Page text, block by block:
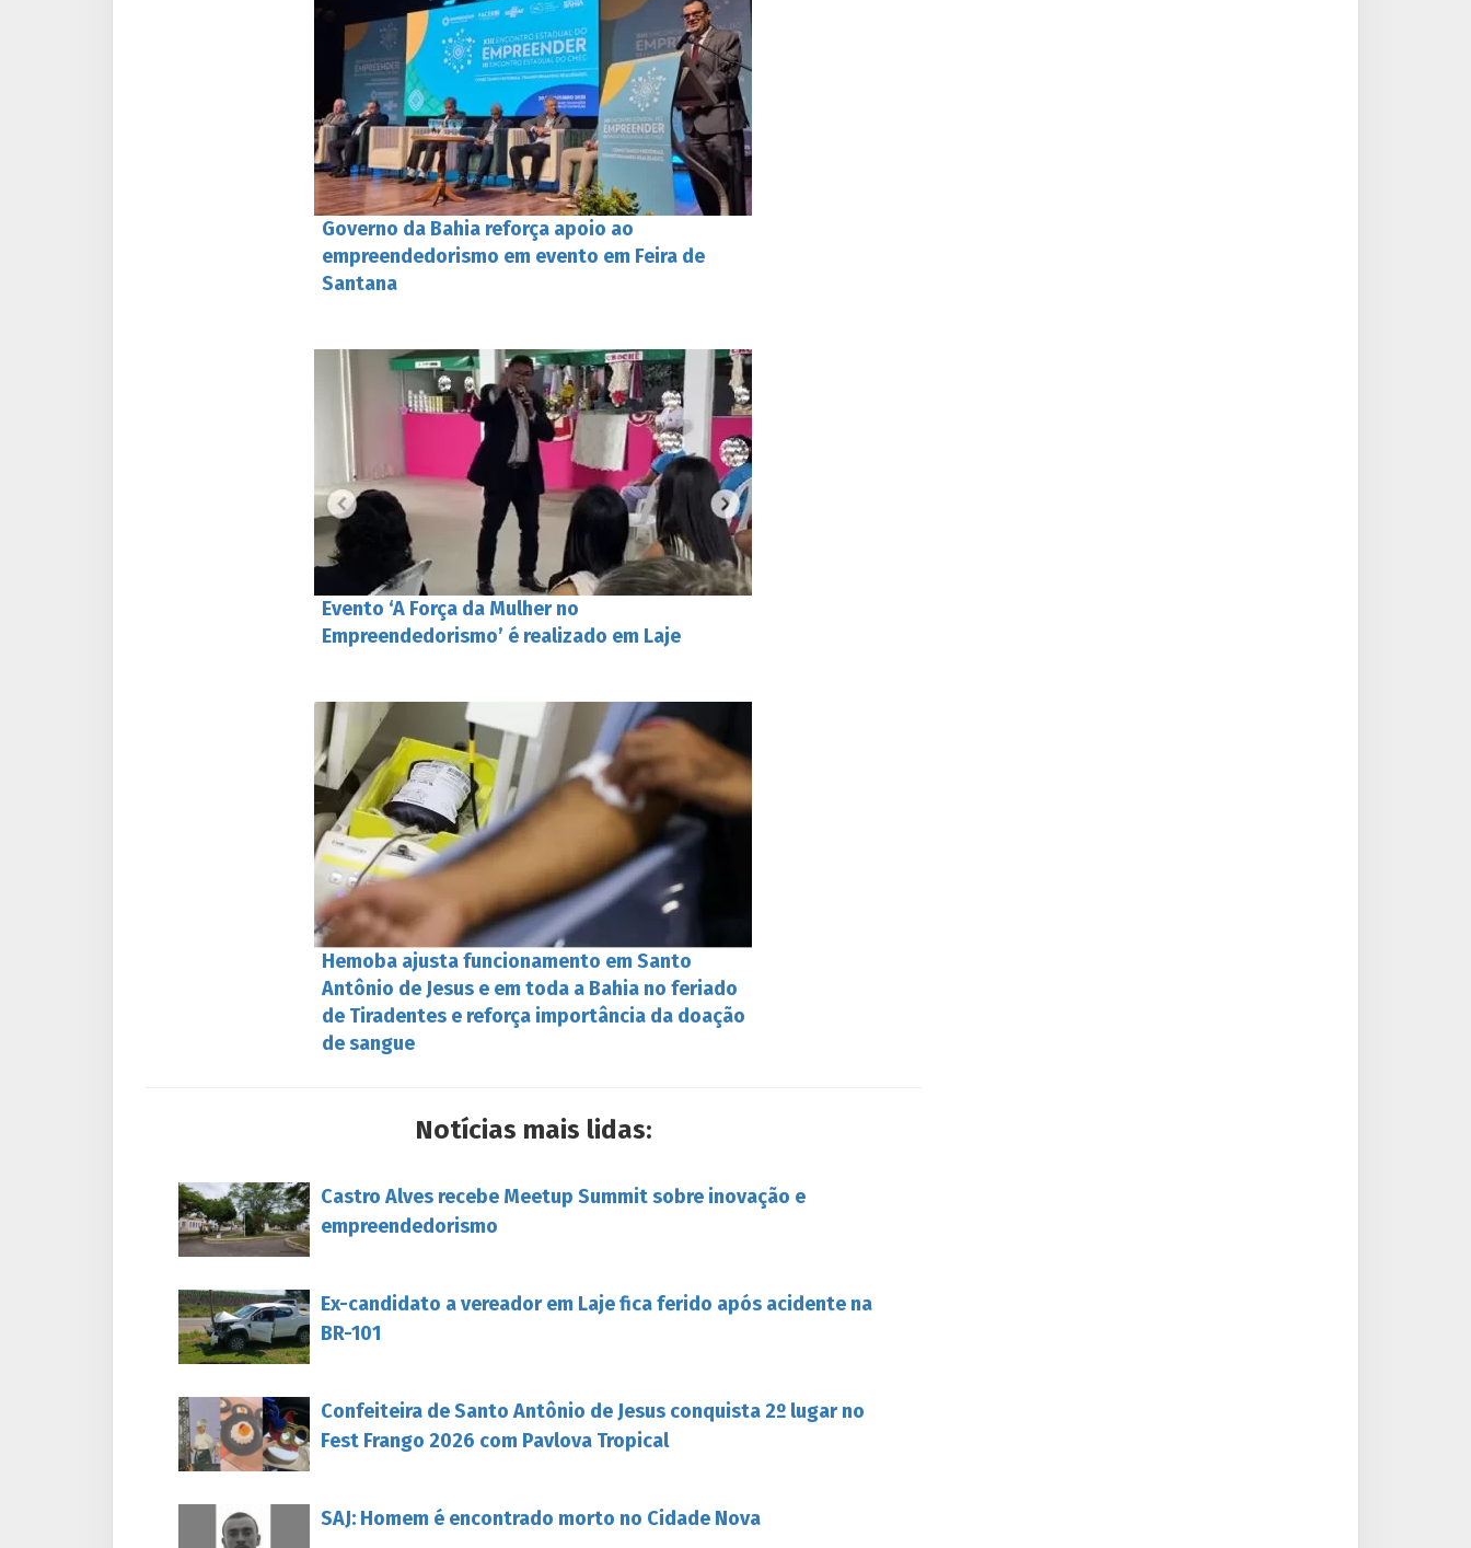
Governo da Bahia reforça apoio ao
empreendedorismo em evento em Feira de
Santana
Evento ‘A Força da Mulher no
Empreendedorismo’ é realizado em Laje
Hemoba ajusta funcionamento em Santo
Antônio de Jesus e em toda a Bahia no feriado
de Tiradentes e reforça importância da doação
de sangue
Notícias mais lidas:
Castro Alves recebe Meetup Summit sobre inovação e
empreendedorismo
Ex-candidato a vereador em Laje fica ferido após acidente na
BR-101
Confeiteira de Santo Antônio de Jesus conquista 2º lugar no
Fest Frango 2026 com Pavlova Tropical
SAJ: Homem é encontrado morto no Cidade Nova